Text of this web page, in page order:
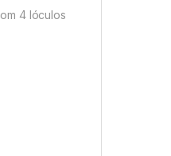
4 lóculos